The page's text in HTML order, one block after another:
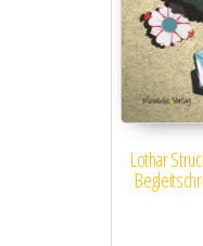
Lothar